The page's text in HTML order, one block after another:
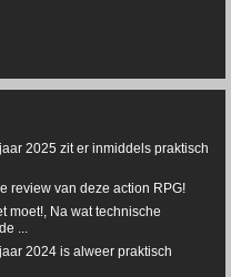
2025 zit er inmiddels praktisch
review van deze action RPG!
moet!, Na wat technische
...
2024 is alweer praktisch